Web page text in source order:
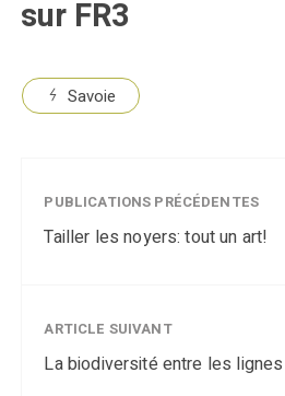
sur FR3
Savoie
PUBLICATIONS PRÉCÉDENTES
Tailler les noyers: tout un art!
ARTICLE SUIVANT
La biodiversité entre les lignes